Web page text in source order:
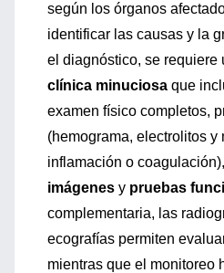
según los órganos
identificar las causas y la
el diagnóstico, se requiere
clínica minuciosa que
examen físico completos,
(hemograma, electrolitos y
inflamación o coagulación),
imágenes y pruebas
complementaria, las
ecografías permiten
mientras que el monitoreo